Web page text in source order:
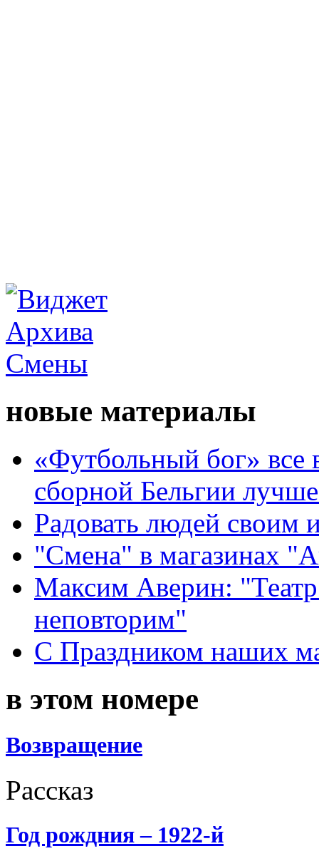
новые материалы
«Футбольный бог» все
сборной Бельгии
Радовать людей своим
"Смена" в магазинах
Максим Аверин:
неповторим"
С Праздником наших
в этом номере
Возвращение
Рассказ
Год рождния – 1922-й